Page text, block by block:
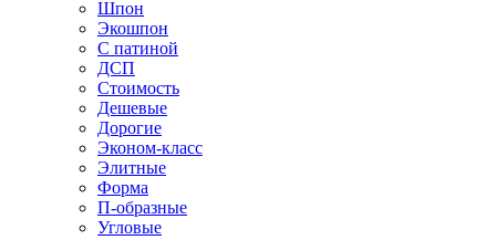
Шпон
Экошпон
С патиной
ДСП
Стоимость
Дешевые
Дорогие
Эконом-класс
Элитные
Форма
П-образные
Угловые